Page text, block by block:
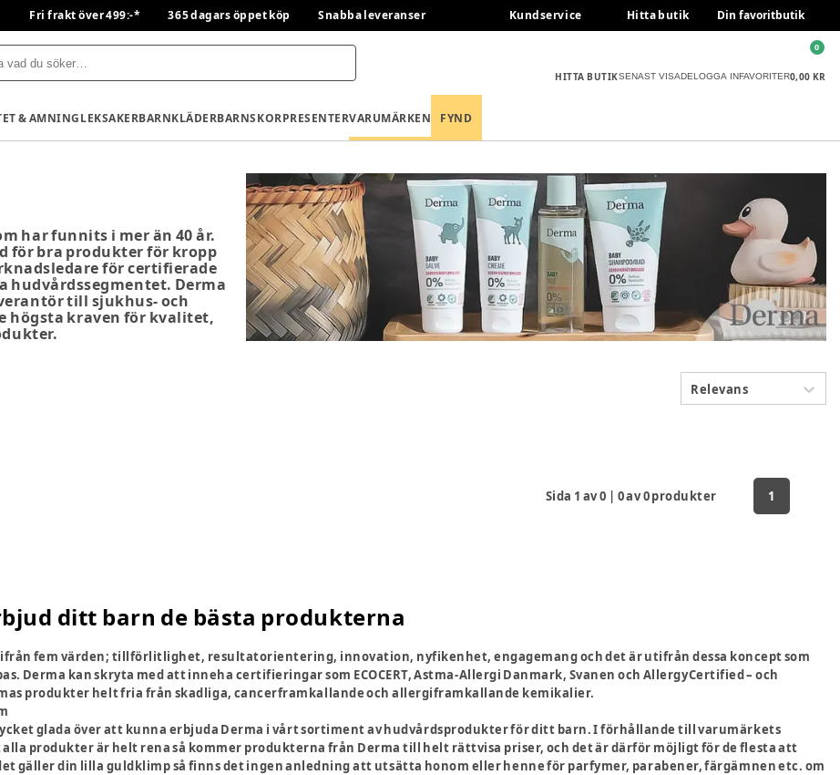
Fri frakt över 499:-* 365 dagars öppet köp Snabba leveranser Kundservice Hitta butik Din favoritbutik
HITTA BUTIKSENAST VISADELOGGA INFAVORITER0,00 KR
0
& AMNINGLEKSAKERBARNKLÄDERBARNSKORPRESENTERVARUMÄRKEN FYND
har funnits i mer än 40 år.
för bra produkter för kropp
för certifierade
hudvårdssegmentet. Derma
till sjukhus- och
högsta kraven för kvalitet,
Relevans
Sida 1 av0 | 0av0produkter 1
ditt barn de bästa produkterna
fem värden; tillförlitlighet, resultatorientering, innovation, nyfikenhet, engagemang och det är utifrån dessa koncept som
Derma kan skryta med att inneha certifieringar som ECOCERT, Astma-Allergi Danmark, Svanen och AllergyCertified – och
produkter helt fria från skadliga, cancerframkallande och allergiframkallande kemikalier.
glada över att kunna erbjuda Derma i vårt sortiment av hudvårdsprodukter för ditt barn. I förhållande till varumärkets
produkter är helt rena så kommer produkterna från Derma till helt rättvisa priser, och det är därför möjligt för de flesta att
gäller din lilla guldklimp så finns det ingen anledning att utsätta honom eller henne för parfymer, parabener, färgämnen etc. om